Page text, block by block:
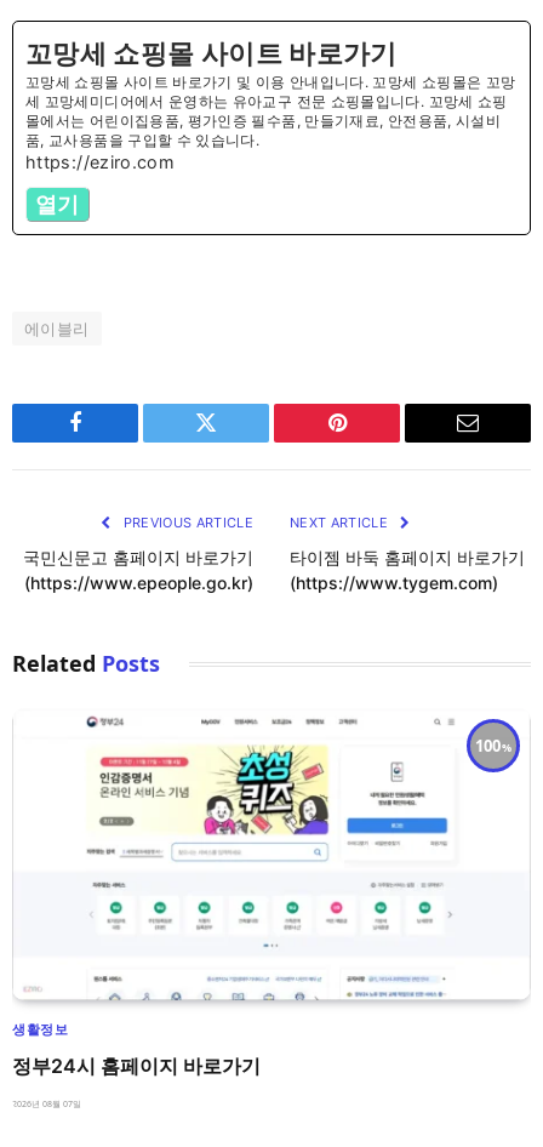
꼬망세 쇼핑몰 사이트 바로가기
꼬망세 쇼핑몰 사이트 바로가기 및 이용 안내입니다. 꼬망세 쇼핑몰은 꼬망
세 꼬망세미디어에서 운영하는 유아교구 전문 쇼핑몰입니다. 꼬망세 쇼핑
몰에서는 어린이집용품, 평가인증 필수품, 만들기재료, 안전용품, 시설비
품, 교사용품을 구입할 수 있습니다.
https://eziro.com
열기
에이블리
Facebook Twitter Pinterest Email
PREVIOUS ARTICLE
국민신문고 홈페이지 바로가기
(https://www.epeople.go.kr)
NEXT ARTICLE
타이젬 바둑 홈페이지 바로가기
(https://www.tygem.com)
Related Posts
100
생활정보
정부24시 홈페이지 바로가기
2026년 08월 07일